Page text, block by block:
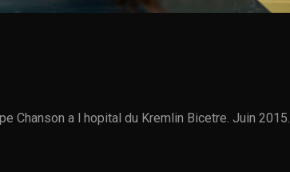
Chanson a l hopital du Kremlin Bicetre. Juin 2015.